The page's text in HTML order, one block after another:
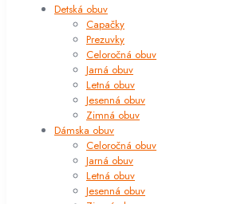
Detská obuv
Capačky
Prezuvky
Celoročná obuv
Jarná obuv
Letná obuv
Jesenná obuv
Zimná obuv
Dámska obuv
Celoročná obuv
Jarná obuv
Letná obuv
Jesenná obuv